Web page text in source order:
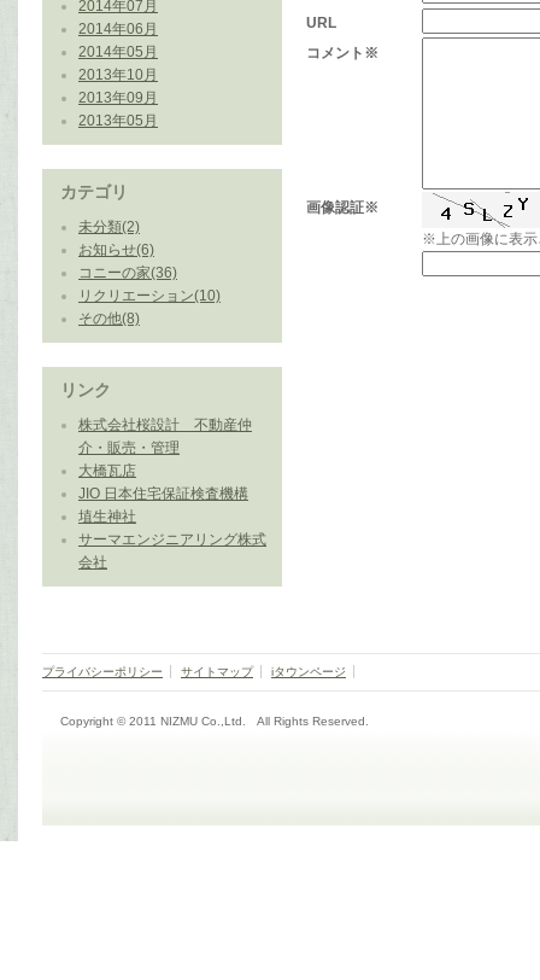
2014年07月
2014年06月
2014年05月
2013年10月
2013年09月
2013年05月
カテゴリ
未分類(2)
お知らせ(6)
コニーの家(36)
リクリエーション(10)
その他(8)
リンク
株式会社桜設計 不動産仲
介・販売・管理
大橋瓦店
JIO 日本住宅保証検査機構
埴生神社
サーマエンジニアリング株式
会社
URL
コメント※
画像認証※
※上の画像に表示
プライバシーポリシー サイトマップ iタウンページ
Copyright © 2011 NIZMU Co.,Ltd. All Rights Reserved.